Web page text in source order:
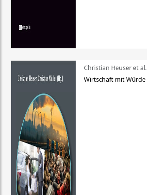
Christian Heuser et al.
Wirtschaft mit Würde